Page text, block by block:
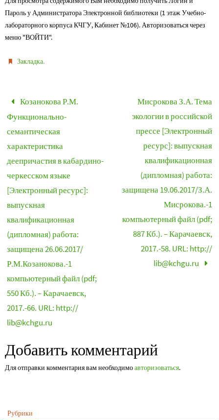
Пароль у Администратора Электронной библиотеки (1 этаж Учебно-
лабораторного корпуса КЧГУ, Кабинет №106). Авторизоваться через
меню "ВОЙТИ".
Закладка.
Козанокова Р.М.
Функционально-
семантическая
характеристика
деепричастия в кабардино-
черкесском языке
[Электронный ресурс]:
выпускная
квалификационная
(дипломная) работа:
защищена 26.06.2017/
Р.М.Козанокова.-1
компьютерный файл (pdf;
550 Кб.). – Карачаевск,
2017.-66. URL: http://
lib@kchgu.ru
Мисрокова З.А. Тема
экологии в российской
прессе [Электронный
ресурс]: выпускная
квалификационная
(дипломная) работа:
защищена 19.06.2017/З.А.
Мисрокова.-1
компьютерный файл (pdf;
887 Кб.). – Карачаевск,
2017.-58. URL: http://
lib@kchgu.ru
Добавить комментарий
Для отправки комментария вам необходимоавторизоваться.
Рубрики